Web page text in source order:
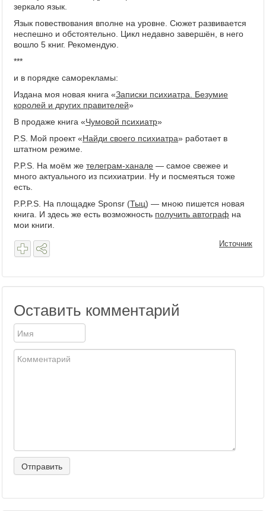
зеркало язык.
Язык повествования вполне на уровне. Сюжет развивается
неспешно и обстоятельно. Цикл недавно завершён, в него
вошло 5 книг. Рекомендую.
***
и в порядке саморекламы:
Издана моя новая книга «Записки психиатра. Безумие
королей и других правителей»
В продаже книга «Чумовой психиатр»
P.S. Мой проект «Найди своего психиатра» работает в
штатном режиме.
P.P.S. На моём же телеграм-ханале — самое свежее и
много актуального из психиатрии. Ну и посмеяться тоже
есть.
P.P.P.S. На площадке Sponsr (Тыц) — мною пишется новая
книга. И здесь же есть возможность получить автограф на
мои книги.
Источник
Оставить комментарий